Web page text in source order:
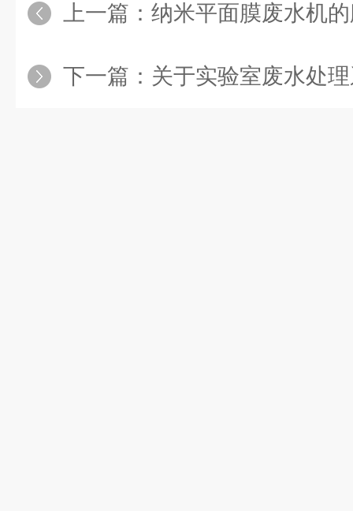
上一篇： 纳米平面膜废水机的膜
下一篇： 关于实验室废水处理系